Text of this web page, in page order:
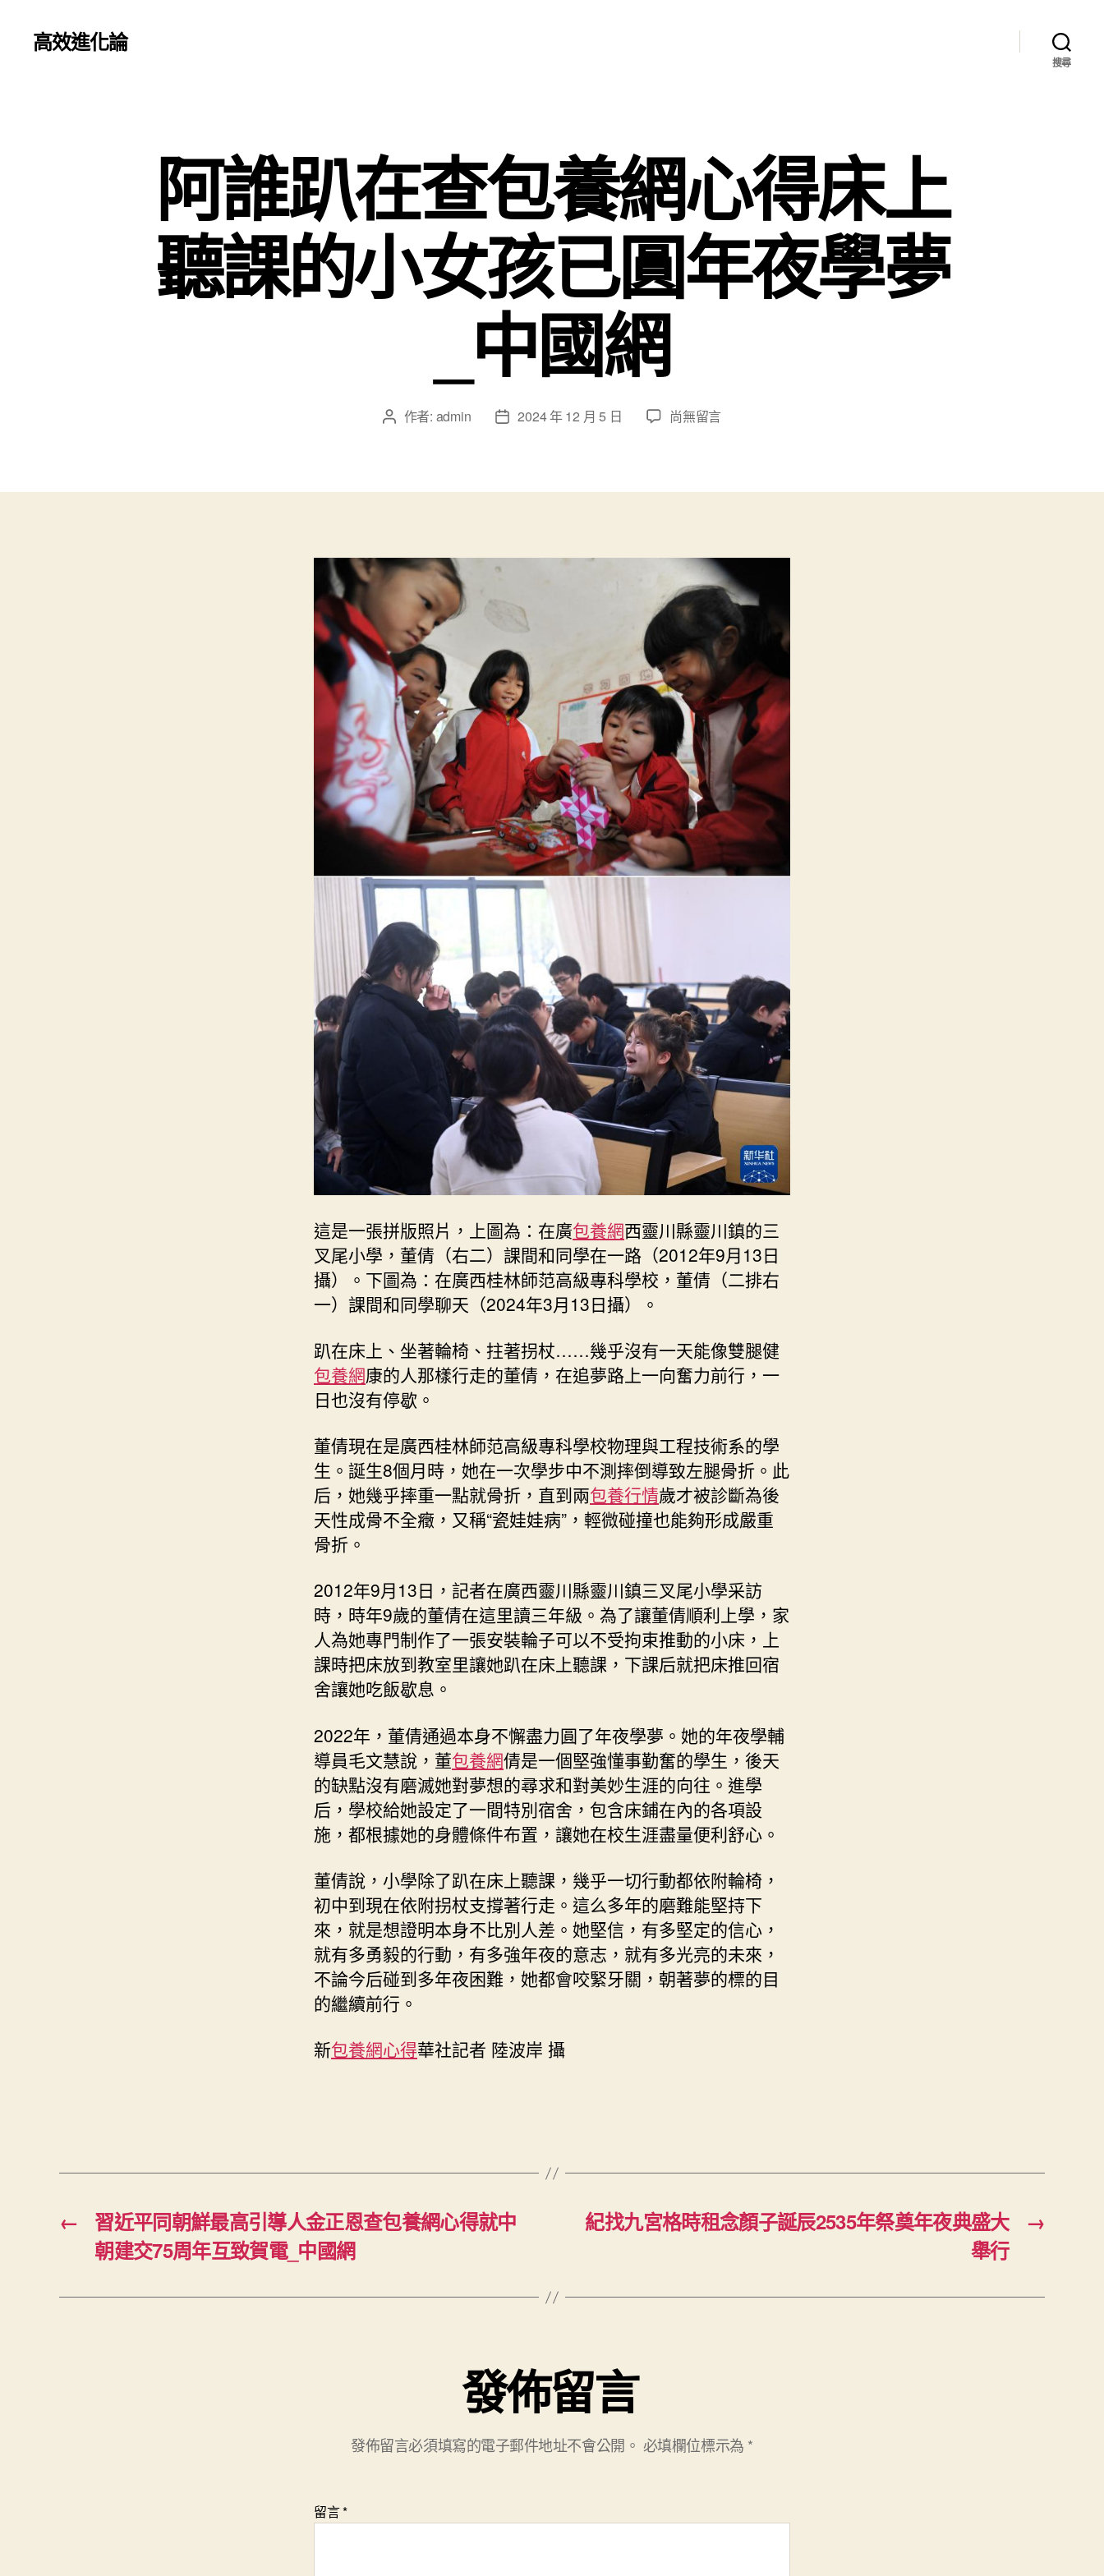
高效進化論
搜尋
阿誰趴在查包養網心得床上
聽課的小女孩已圓年夜學夢
_中國網
文 作者: admin
文
日
2024 年 12 月 5 日
在
在
養
心
得
床
上
聽
課
的
小
女
孩
已
圓
年
夜
學
中
尚無留言
這是一張拼版照片，上圖為：在廣包養網西靈川縣靈川鎮的三
叉尾小學，董倩（右二）課間和同學在一路（2012年9月13日
攝）。下圖為：在廣西桂林師范高級專科學校，董倩（二排右
一）課間和同學聊天（2024年3月13日攝）。
趴在床上、坐著輪椅、拄著拐杖……幾乎沒有一天能像雙腿健
包養網康的人那樣行走的董倩，在追夢路上一向奮力前行，一
日也沒有停歇。
董倩現在是廣西桂林師范高級專科學校物理與工程技術系的學
生。誕生8個月時，她在一次學步中不測摔倒導致左腿骨折。此
后，她幾乎摔重一點就骨折，直到兩包養行情歲才被診斷為後
天性成骨不全癥，又稱“瓷娃娃病”，輕微碰撞也能夠形成嚴重
骨折。
2012年9月13日，記者在廣西靈川縣靈川鎮三叉尾小學采訪
時，時年9歲的董倩在這里讀三年級。為了讓董倩順利上學，家
人為她專門制作了一張安裝輪子可以不受拘束推動的小床，上
課時把床放到教室里讓她趴在床上聽課，下課后就把床推回宿
舍讓她吃飯歇息。
2022年，董倩通過本身不懈盡力圓了年夜學夢。她的年夜學輔
導員毛文慧說，董包養網倩是一個堅強懂事勤奮的學生，後天
的缺點沒有磨滅她對夢想的尋求和對美妙生涯的向往。進學
后，學校給她設定了一間特別宿舍，包含床鋪在內的各項設
施，都根據她的身體條件布置，讓她在校生涯盡量便利舒心。
董倩說，小學除了趴在床上聽課，幾乎一切行動都依附輪椅，
初中到現在依附拐杖支撐著行走。這么多年的磨難能堅持下
來，就是想證明本身不比別人差。她堅信，有多堅定的信心，
就有多勇毅的行動，有多強年夜的意志，就有多光亮的未來，
不論今后碰到多年夜困難，她都會咬緊牙關，朝著夢的標的目
的繼續前行。
新包養網心得華社記者 陸波岸 攝
←
習近平同朝鮮最高引導人金正恩查包養網心得就中
朝建交75周年互致賀電_中國網
→
紀找九宮格時租念顏子誕辰2535年祭奠年夜典盛大
舉行
發佈留言
發佈留言必須填寫的電子郵件地址不會公開。 必填欄位標示為 *
留言*